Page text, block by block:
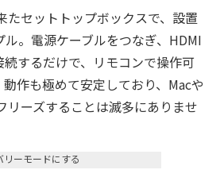
セットトップボックスで、設置
。電源ケーブルをつなぎ、HDMI
するだけで、リモコンで操作可
作も極めて安定しており、Macや
リーズすることは滅多にありませ
ーモードにする